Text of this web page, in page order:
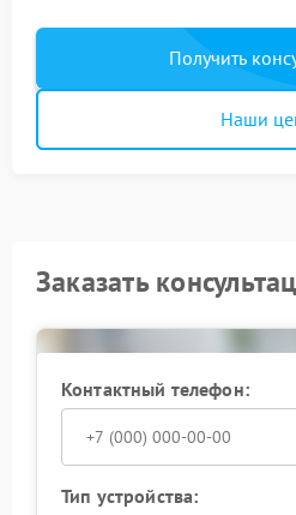
Получить
Наши
Заказать
Контактный телефон:
Тип устройства: